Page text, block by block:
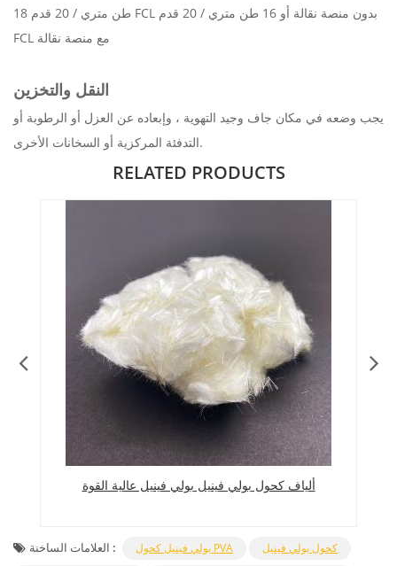
18 طن متري / 20 قدم FCL بدون منصة نقالة أو 16 طن متري / 20 قدم
FCL مع منصة نقالة
النقل والتخزين
يجب وضعه في مكان جاف وجيد التهوية ، وإبعاده عن العزل أو الرطوبة أو
التدفئة المركزية أو السخانات الأخرى.
RELATED PRODUCTS
ألياف كحول بولي فينيل بولي فينيل عالية القوة
العلامات الساخنة : بولي فينيل كحول PVA
كحول بولي فينيل